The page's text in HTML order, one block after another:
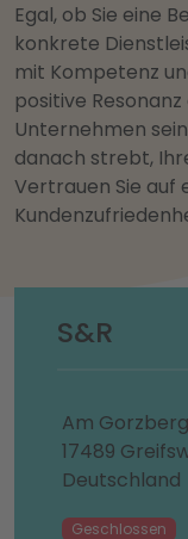
Egal, ob Sie eine
konkrete
mit Kompetenz
positive
Unternehmen
danach strebt,
Vertrauen Sie auf
S&R
Am
17489
Deutschland
Geschlossen